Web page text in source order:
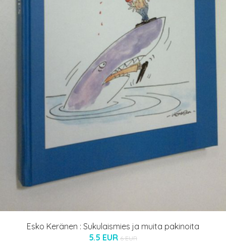
Esko Keränen : Sukulaismies ja muita pakinoita
5.5 EUR 6 EUR